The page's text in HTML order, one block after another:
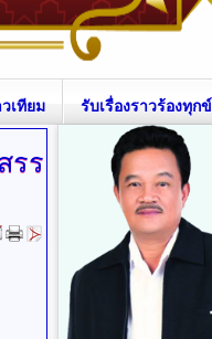
เทียม รับเรื่องราวร้องทุกข์
รร